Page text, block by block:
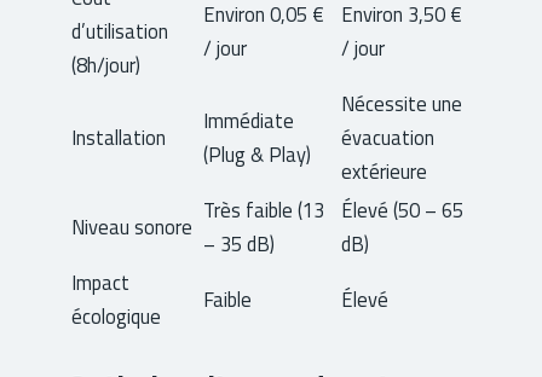
d’utilisation
(8h/jour)
Environ 0,05 €
/ jour
Environ 3,50 €
/ jour
Installation
Immédiate
(Plug & Play)
Nécessite une
évacuation
extérieure
Niveau sonore
Très faible (13
– 35 dB)
Élevé (50 – 65
dB)
Impact
écologique
Faible Élevé